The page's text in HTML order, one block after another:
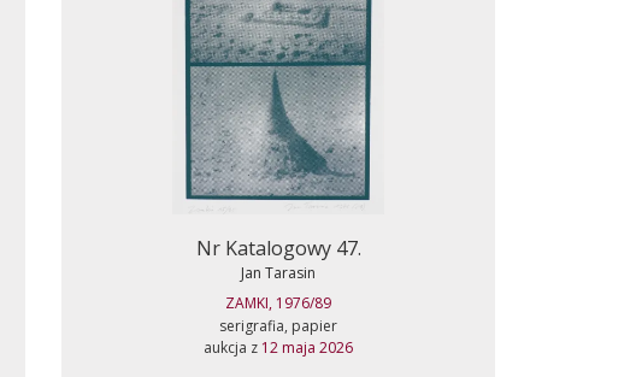
Nr Katalogowy 47.
Jan Tarasin
ZAMKI, 1976/89
serigrafia, papier
aukcja z 12 maja 2026